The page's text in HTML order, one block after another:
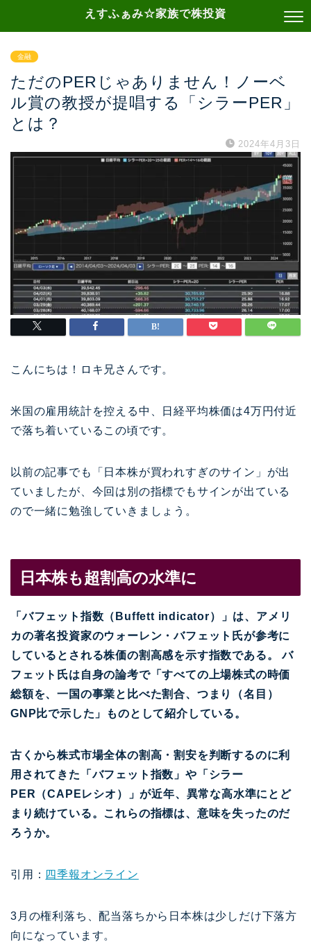
えすふぁみ☆家族で株投資
金融
ただのPERじゃありません！ノーベ
ル賞の教授が提唱する「シラーPER」
とは？
2024年4月3日
こんにちは！ロキ兄さんです。
米国の雇用統計を控える中、日経平均株価は4万円付近
で落ち着いているこの頃です。
以前の記事でも「日本株が買われすぎのサイン」が出
ていましたが、今回は別の指標でもサインが出ている
ので一緒に勉強していきましょう。
日本株も超割高の水準に
「バフェット指数（Buffett indicator）」は、アメリ
カの著名投資家のウォーレン・バフェット氏が参考に
しているとされる株価の割高感を示す指数である。 バ
フェット氏は自身の論考で「すべての上場株式の時価
総額を、一国の事業と比べた割合、つまり（名目）
GNP比で示した」ものとして紹介している。
古くから株式市場全体の割高・割安を判断するのに利
用されてきた「バフェット指数」や「シラー
PER（CAPEレシオ）」が近年、異常な高水準にとど
まり続けている。これらの指標は、意味を失ったのだ
ろうか。
引用： 四季報オンライン
3月の権利落ち、配当落ちから日本株は少しだけ下落方
向になっています。